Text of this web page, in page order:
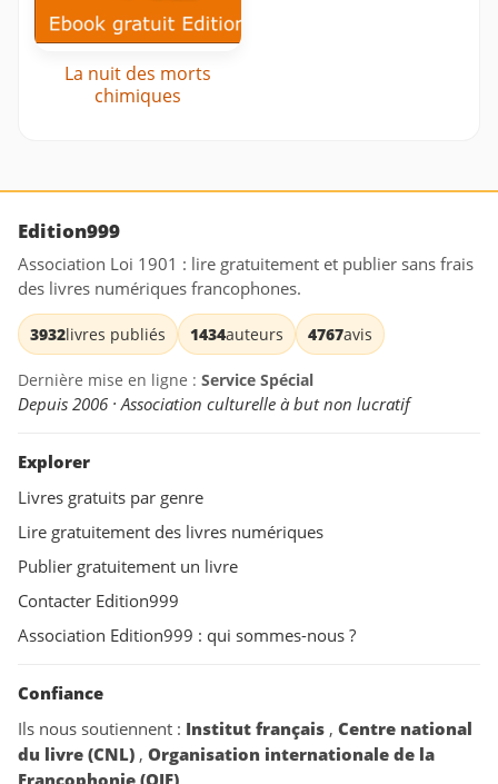
La nuit des morts
chimiques
Edition999
Association Loi 1901 : lire gratuitement et publier sans frais
des livres numériques francophones.
3932livres publiés 1434auteurs 4767avis
Dernière mise en ligne : Service Spécial
Depuis 2006 · Association culturelle à but non lucratif
Explorer
Livres gratuits par genre
Lire gratuitement des livres numériques
Publier gratuitement un livre
Contacter Edition999
Association Edition999 : qui sommes-nous ?
Confiance
Ils nous soutiennent : Institut français , Centre national
du livre (CNL) , Organisation internationale de la